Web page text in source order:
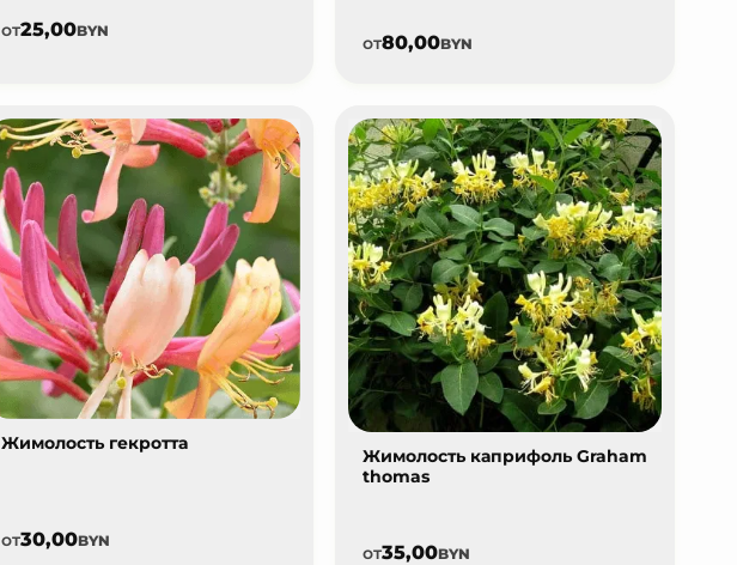
от25,00BYN
от80,00BYN
Жимолость гекротта
от30,00BYN
Жимолость каприфоль Graham
thomas
от35,00BYN